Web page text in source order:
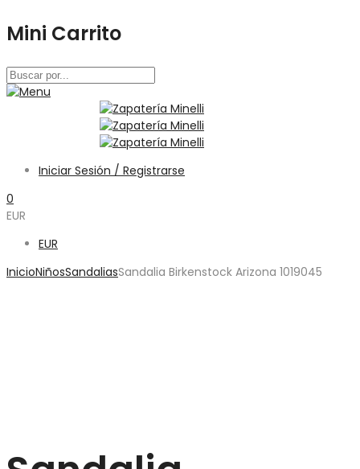
Mini Carrito
Iniciar Sesión / Registrarse
0
EUR
EUR
InicioNiñosSandaliasSandalia Birkenstock Arizona 1019045